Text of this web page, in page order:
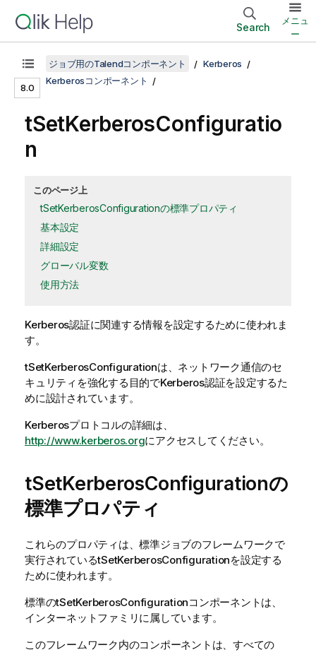
Search
メニュ
ー
8.0
ジョブ用のTalendコンポーネント
Kerberos
Kerberosコンポーネント
tSetKerberosConfiguratio
n
このページ上
tSetKerberosConfigurationの標準プロパティ
基本設定
詳細設定
グローバル変数
使用方法
Kerberos認証に関連する情報を設定するために使われま
す。
tSetKerberosConfigurationは、ネットワーク通信のセ
キュリティを強化する目的でKerberos認証を設定するた
めに設計されています。
Kerberosプロトコルの詳細は、
http://www.kerberos.orgにアクセスしてください。
tSetKerberosConfigurationの
標準プロパティ
これらのプロパティは、標準ジョブのフレームワークで
実行されているtSetKerberosConfigurationを設定する
ために使われます。
標準のtSetKerberosConfigurationコンポーネントは、
インターネットファミリに属しています。
このフレームワーク内のコンポーネントは、すべての